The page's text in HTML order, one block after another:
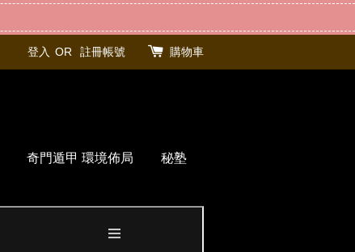
登入 OR 註冊帳號 購物車
奇門遁甲 環境佈局 秘塾